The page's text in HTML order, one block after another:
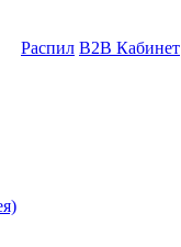
Распил B2B Кабинет